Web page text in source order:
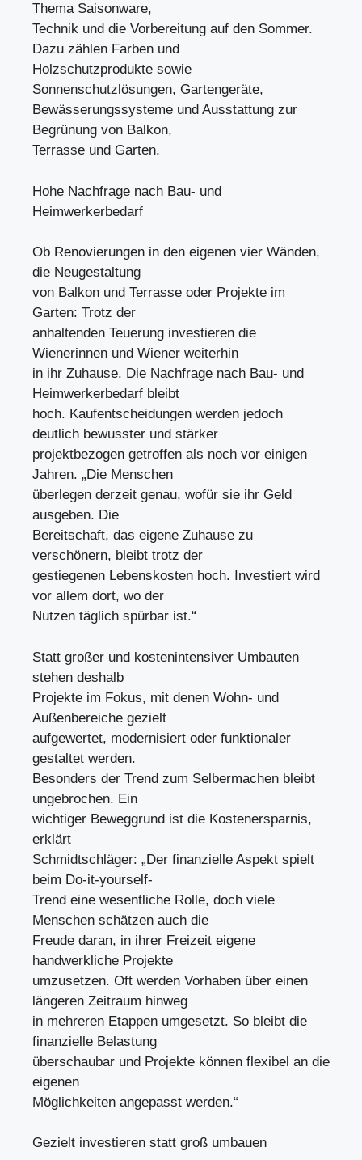
Thema Saisonware,
Technik und die Vorbereitung auf den Sommer.
Dazu zählen Farben und
Holzschutzprodukte sowie
Sonnenschutzlösungen, Gartengeräte,
Bewässerungssysteme und Ausstattung zur
Begrünung von Balkon,
Terrasse und Garten.
Hohe Nachfrage nach Bau- und
Heimwerkerbedarf
Ob Renovierungen in den eigenen vier Wänden,
die Neugestaltung
von Balkon und Terrasse oder Projekte im
Garten: Trotz der
anhaltenden Teuerung investieren die
Wienerinnen und Wiener weiterhin
in ihr Zuhause. Die Nachfrage nach Bau- und
Heimwerkerbedarf bleibt
hoch. Kaufentscheidungen werden jedoch
deutlich bewusster und stärker
projektbezogen getroffen als noch vor einigen
Jahren. „Die Menschen
überlegen derzeit genau, wofür sie ihr Geld
ausgeben. Die
Bereitschaft, das eigene Zuhause zu
verschönern, bleibt trotz der
gestiegenen Lebenskosten hoch. Investiert wird
vor allem dort, wo der
Nutzen täglich spürbar ist.“
Statt großer und kostenintensiver Umbauten
stehen deshalb
Projekte im Fokus, mit denen Wohn- und
Außenbereiche gezielt
aufgewertet, modernisiert oder funktionaler
gestaltet werden.
Besonders der Trend zum Selbermachen bleibt
ungebrochen. Ein
wichtiger Beweggrund ist die Kostenersparnis,
erklärt
Schmidtschläger: „Der finanzielle Aspekt spielt
beim Do-it-yourself-
Trend eine wesentliche Rolle, doch viele
Menschen schätzen auch die
Freude daran, in ihrer Freizeit eigene
handwerkliche Projekte
umzusetzen. Oft werden Vorhaben über einen
längeren Zeitraum hinweg
in mehreren Etappen umgesetzt. So bleibt die
finanzielle Belastung
überschaubar und Projekte können flexibel an die
eigenen
Möglichkeiten angepasst werden.“
Gezielt investieren statt groß umbauen